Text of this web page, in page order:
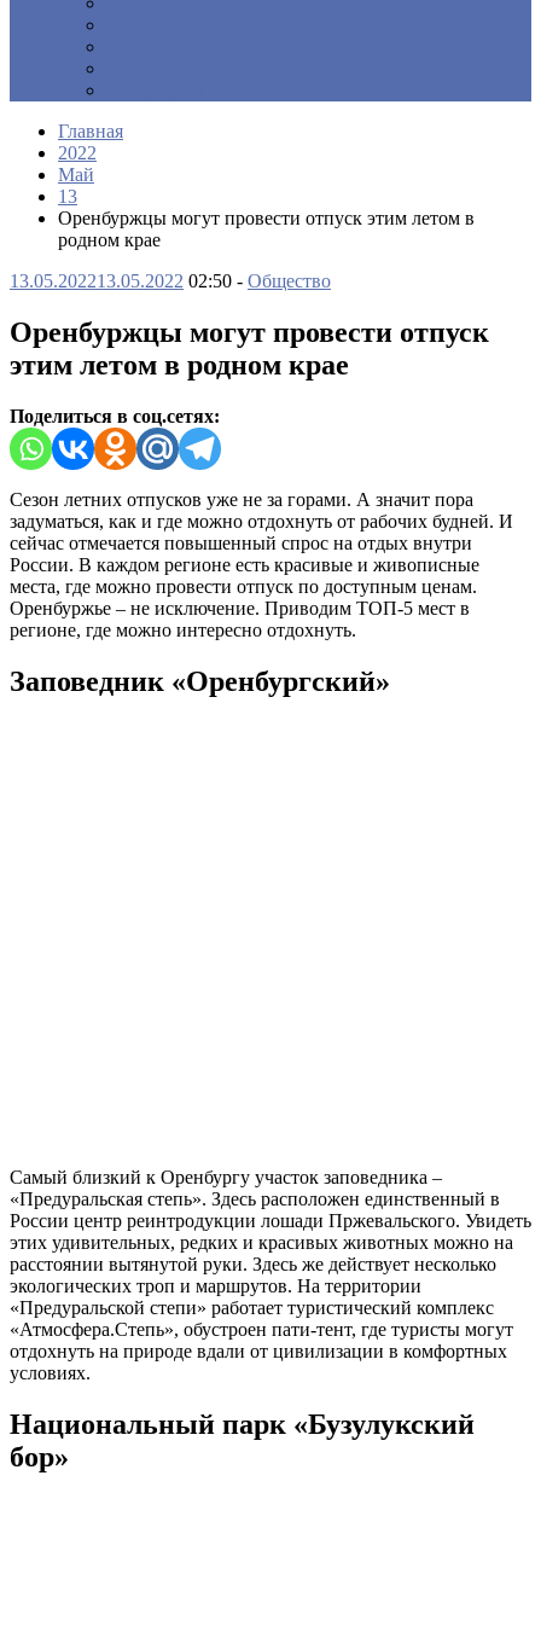
Главная
2022
Май
13
Оренбуржцы могут провести отпуск этим летом в
родном крае
13.05.202213.05.2022 02:50 - Общество
Оренбуржцы могут провести отпуск
этим летом в родном крае
Поделиться в соц.сетях:
Сезон летних отпусков уже не за горами. А значит пора
задуматься, как и где можно отдохнуть от рабочих будней. И
сейчас отмечается повышенный спрос на отдых внутри
России. В каждом регионе есть красивые и живописные
места, где можно провести отпуск по доступным ценам.
Оренбуржье – не исключение. Приводим ТОП-5 мест в
регионе, где можно интересно отдохнуть.
Заповедник «Оренбургский»
Самый близкий к Оренбургу участок заповедника –
«Предуральская степь». Здесь расположен единственный в
России центр реинтродукции лошади Пржевальского. Увидеть
этих удивительных, редких и красивых животных можно на
расстоянии вытянутой руки. Здесь же действует несколько
экологических троп и маршрутов. На территории
«Предуральской степи» работает туристический комплекс
«Атмосфера.Степь», обустроен пати-тент, где туристы могут
отдохнуть на природе вдали от цивилизации в комфортных
условиях.
Национальный парк «Бузулукский
бор»